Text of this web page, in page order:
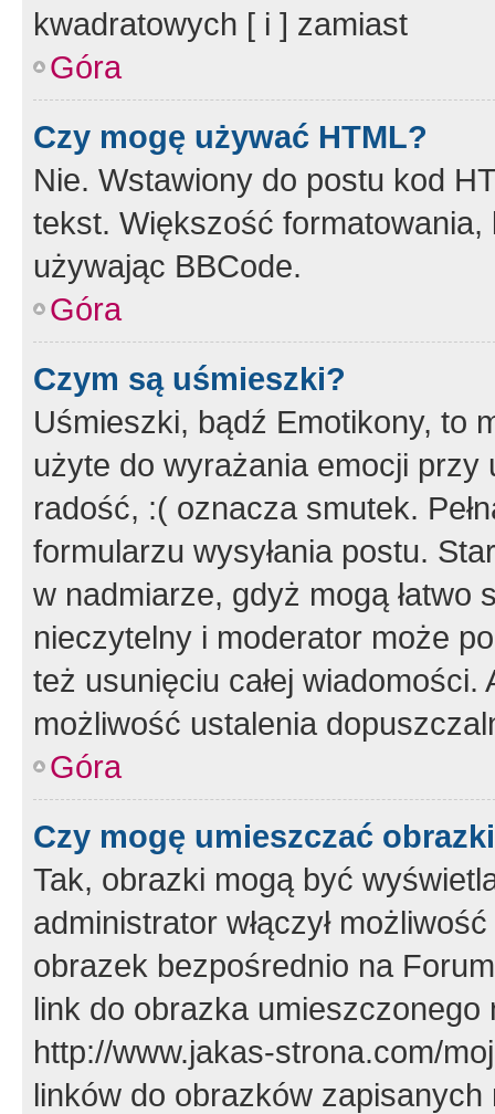
kwadratowych [ i ] zamiast
Góra
Czy mogę używać HTML?
Nie. Wstawiony do postu kod
tekst. Większość
używając BBCode.
Góra
Czym są uśmieszki?
Uśmieszki, bądź Emotikony, to
użyte do wyrażania emocji
radość, :( oznacza smutek.
formularzu wysyłania postu.
w nadmiarze, gdyż mogą
nieczytelny i moderator może
też usunięciu całej
możliwość ustalenia
Góra
Czy mogę umieszczać
Tak, obrazki mogą być
administrator włączył
obrazek bezpośrednio na
link do obrazka
http://www.jakas-strona.com/
linków do obrazków